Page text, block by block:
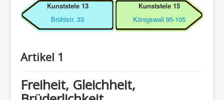
Kunststele 13
Brühlstr. 33
Kunststele 15
Königswall 95-105
Artikel 1
Freiheit, Gleichheit,